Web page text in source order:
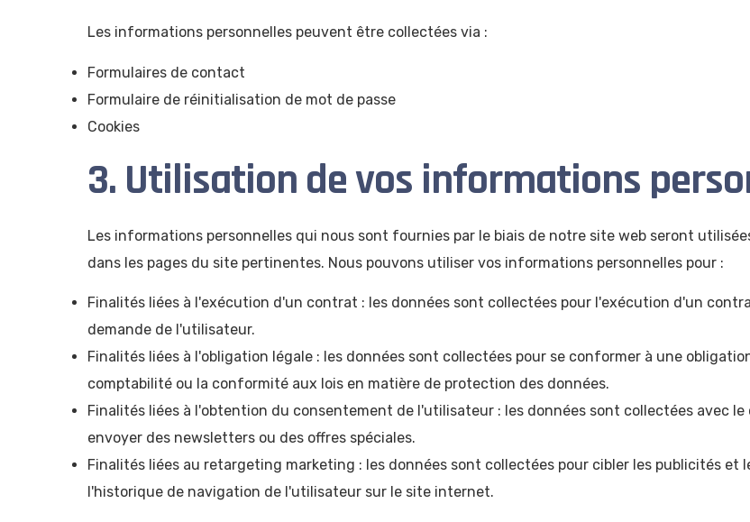
Les informations personnelles peuvent être collectées via :
Formulaires de contact
Formulaire de réinitialisation de mot de passe
Cookies
3. Utilisation de vos informations
Les informations personnelles qui nous sont fournies par le biais de notre site web seront
dans les pages du site pertinentes. Nous pouvons utiliser vos informations personnelles pour :
Finalités liées à l'exécution d'un contrat : les données sont collectées pour l'exécution d'un
demande de l'utilisateur.
Finalités liées à l'obligation légale : les données sont collectées pour se conformer à une
comptabilité ou la conformité aux lois en matière de protection des données.
Finalités liées à l'obtention du consentement de l'utilisateur : les données sont collectées avec
envoyer des newsletters ou des offres spéciales.
Finalités liées au retargeting marketing : les données sont collectées pour cibler les publicités
l'historique de navigation de l'utilisateur sur le site internet.